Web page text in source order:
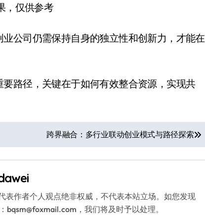
，仅供参考
公司仍需保持自身的独立性和创新力，才能在
路径，关键在于如何有效整合资源，实现共
跨界融合：多行业联动创业模式与路径探索
作者个人观点绝非权威，不代表本站立场。如您发现
，我们将及时予以处理。